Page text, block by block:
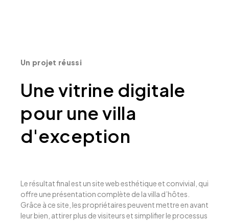
Un projet réussi
Une vitrine digitale
pour une villa
d'exception
Le résultat final est un site web esthétique et convivial, qui
offre une présentation complète de la villa d’hôtes.
Grâce à ce site, les propriétaires peuvent mettre en avant
leur bien, attirer plus de visiteurs et simplifier le processus